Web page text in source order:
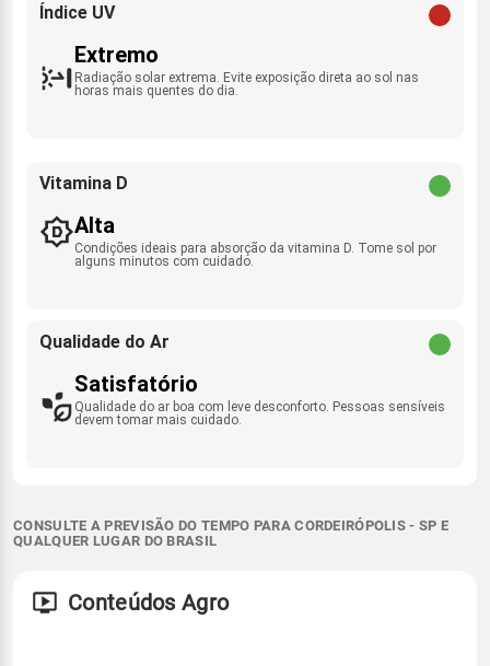
Índice UV
Extremo
Radiação solar extrema. Evite exposição direta ao sol nas
horas mais quentes do dia.
Vitamina D
Alta
Condições ideais para absorção da vitamina D. Tome sol por
alguns minutos com cuidado.
Qualidade do Ar
Satisfatório
Qualidade do ar boa com leve desconforto. Pessoas sensíveis
devem tomar mais cuidado.
CONSULTE A PREVISÃO DO TEMPO PARA CORDEIRÓPOLIS - SP E
QUALQUER LUGAR DO BRASIL
Conteúdos Agro